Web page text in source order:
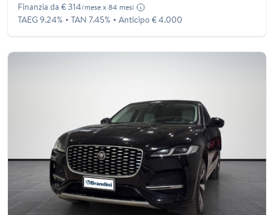
Finanzia da € 314/mese x 84 mesi
TAEG 9.24% TAN 7.45% Anticipo € 4.000